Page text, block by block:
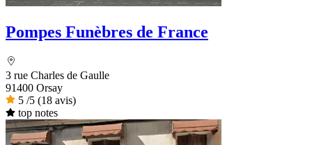
Pompes Funèbres de France
3 rue Charles de Gaulle
91400 Orsay
5 /5 (18 avis)
top notes